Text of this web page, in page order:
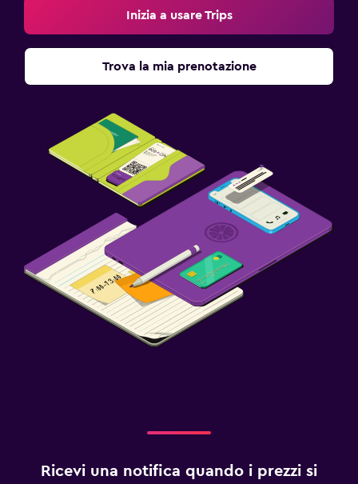
Inizia a usare Trips
Trova la mia prenotazione
Ricevi una notifica quando i prezzi si